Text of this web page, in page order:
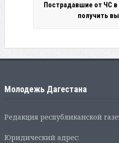
Пострадавшие от ЧС в
получить
Молодежь Дагестана
Редакция республиканской
Юридический адрес: